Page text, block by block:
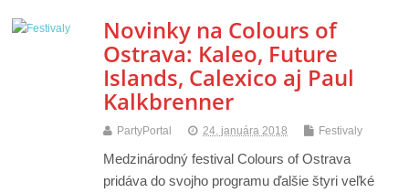
Novinky na Colours of
Ostrava: Kaleo, Future
Islands, Calexico aj Paul
Kalkbrenner
PartyPortal 24. januára 2018 Festivaly
Medzinárodný festival Colours of Ostrava
pridáva do svojho programu ďalšie štyri veľké